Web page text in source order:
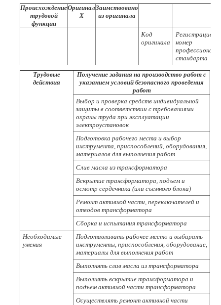
Происхождение
трудовой
функции
Оригинал
X
Заимствовано
из оригинала
Код
оригинала
номер
стандарта
Трудовые
действия
Получение задания на производство работ с
указанием условий безопасного проведения
работ
Выбор и проверка средств индивидуальной
защиты в соответствии с требованиями
охраны труда при эксплуатации
электроустановок
Подготовка рабочего места и выбор
инструмента, приспособлений, оборудования,
материалов для выполнения работ
Слив масла из трансформатора
Вскрытие трансформатора, подъем и
осмотр сердечника (или съемного блока)
Ремонт активной части, переключателей и
отводов трансформатора
Сборка и испытания трансформатора
Необходимые
умения
Подготавливать рабочее место и выбирать
инструменты, приспособления, оборудование,
материалы для выполнения работ
Выполнять слив масла из трансформатора
Выполнять вскрытие трансформатора и
подъем активной части трансформатора
Осуществлять ремонт активной части